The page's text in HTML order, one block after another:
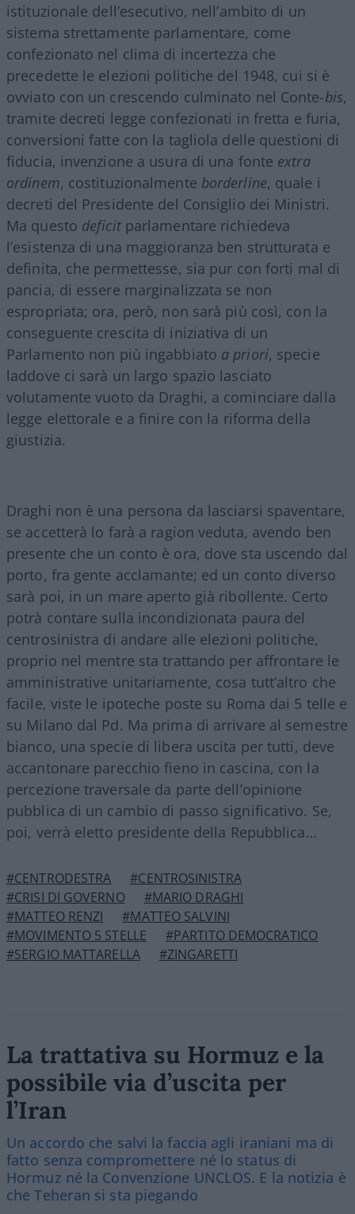
istituzionale dell’esecutivo, nell’ambito di un
sistema strettamente parlamentare, come
confezionato nel clima di incertezza che
precedette le elezioni politiche del 1948, cui si è
ovviato con un crescendo culminato nel Conte-bis,
tramite decreti legge confezionati in fretta e furia,
conversioni fatte con la tagliola delle questioni di
fiducia, invenzione a usura di una fonte extra
ordinem, costituzionalmente borderline, quale i
decreti del Presidente del Consiglio dei Ministri.
Ma questo deficitparlamentare richiedeva
l’esistenza di una maggioranza ben strutturata e
definita, che permettesse, sia pur con forti mal di
pancia, di essere marginalizzata se non
espropriata; ora, però, non sarà più così, con la
conseguente crescita di iniziativa di un
Parlamento non più ingabbiato a priori, specie
laddove ci sarà un largo spazio lasciato
volutamente vuoto da Draghi, a cominciare dalla
legge elettorale e a finire con la riforma della
giustizia.
Draghi non è una persona da lasciarsi spaventare,
se accetterà lo farà a ragion veduta, avendo ben
presente che un conto è ora, dove sta uscendo dal
porto, fra gente acclamante; ed un conto diverso
sarà poi, in un mare aperto già ribollente. Certo
potrà contare sulla incondizionata paura del
centrosinistra di andare alle elezioni politiche,
proprio nel mentre sta trattando per affrontare le
amministrative unitariamente, cosa tutt’altro che
facile, viste le ipoteche poste su Roma dai 5 telle e
su Milano dal Pd. Ma prima di arrivare al semestre
bianco, una specie di libera uscita per tutti, deve
accantonare parecchio fieno in cascina, con la
percezione traversale da parte dell’opinione
pubblica di un cambio di passo significativo. Se,
poi, verrà eletto presidente della Repubblica…
#CENTRODESTRA
#CENTROSINISTRA
#CRISI DI GOVERNO
#MARIO DRAGHI
#MATTEO RENZI
#MATTEO SALVINI
#MOVIMENTO 5 STELLE
#PARTITO DEMOCRATICO
#SERGIO MATTARELLA
#ZINGARETTI
La trattativa su Hormuz e la
possibile via d’uscita per
l’Iran
Un accordo che salvi la faccia agli iraniani ma di
fatto senza compromettere né lo status di
Hormuz né la Convenzione UNCLOS. E la notizia è
che Teheran si sta piegando